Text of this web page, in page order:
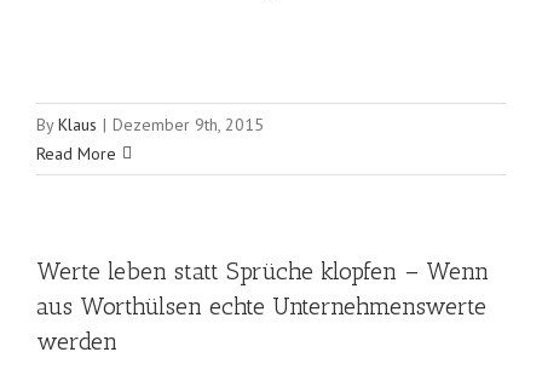
ByKlaus | Dezember 9th, 2015
Read More
Werte leben statt Sprüche klopfen – Wenn
aus Worthülsen echte Unternehmenswerte
werden